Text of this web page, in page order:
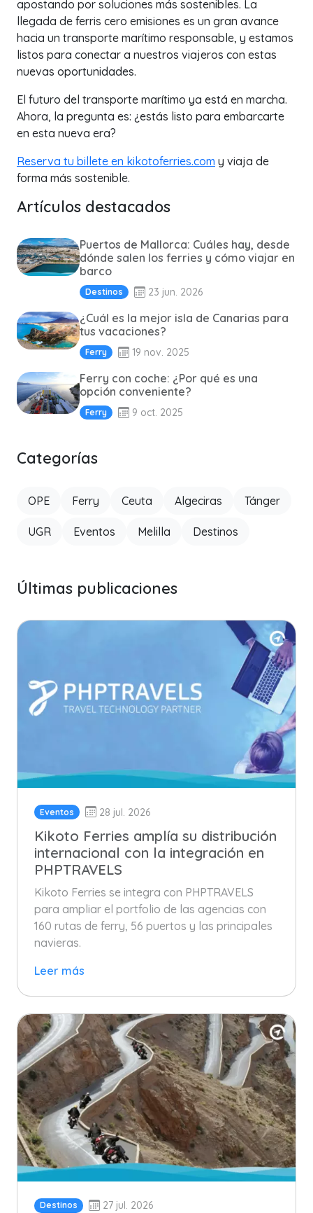
apostando por soluciones más sostenibles. La
llegada de ferris cero emisiones es un gran avance
hacia un transporte marítimo responsable, y estamos
listos para conectar a nuestros viajeros con estas
nuevas oportunidades.
El futuro del transporte marítimo ya está en marcha.
Ahora, la pregunta es: ¿estás listo para embarcarte
en esta nueva era?
Reserva tu billete en kikotoferries.com y viaja de
forma más sostenible.
Artículos destacados
Puertos de Mallorca: Cuáles hay, desde
dónde salen los ferries y cómo viajar en
barco
Destinos 23 jun. 2026
¿Cuál es la mejor isla de Canarias para
tus vacaciones?
Ferry 19 nov. 2025
Ferry con coche: ¿Por qué es una
opción conveniente?
Ferry 9 oct. 2025
Categorías
OPE Ferry Ceuta Algeciras Tánger
UGR Eventos Melilla Destinos
Últimas publicaciones
Eventos 28 jul. 2026
Kikoto Ferries amplía su distribución
internacional con la integración en
PHPTRAVELS
Kikoto Ferries se integra con PHPTRAVELS
para ampliar el portfolio de las agencias con
160 rutas de ferry, 56 puertos y las principales
navieras.
Leer más
Destinos 27 jul. 2026